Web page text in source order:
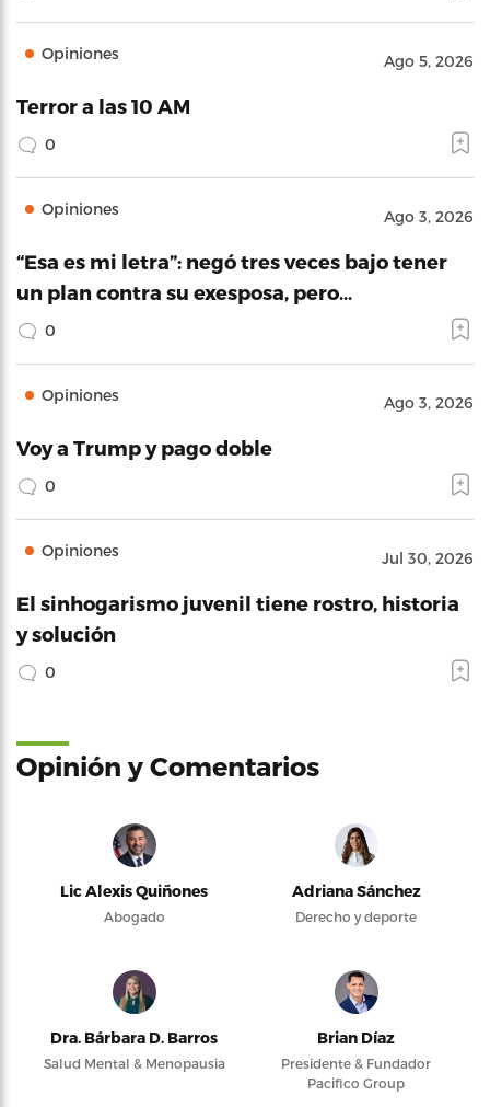
Opiniones Ago 5, 2026
Terror a las 10 AM
0
Opiniones Ago 3, 2026
“Esa es mi letra”: negó tres veces bajo tener
un plan contra su exesposa, pero…
0
Opiniones Ago 3, 2026
Voy a Trump y pago doble
0
Opiniones Jul 30, 2026
El sinhogarismo juvenil tiene rostro, historia
y solución
0
Opinión y Comentarios
Lic Alexis Quiñones
Abogado
Adriana Sánchez
Derecho y deporte
Dra. Bárbara D. Barros
Salud Mental & Menopausia
Brian Díaz
Presidente & Fundador
Pacifico Group